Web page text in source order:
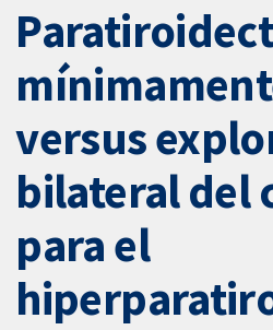
versus
bilateral del
para el